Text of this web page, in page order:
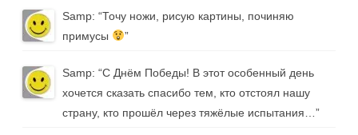
Samp: “Точу ножи, рисую картины, починяю
примусы
”
Samp: “С Днём Победы! В этот особенный день
хочется сказать спасибо тем, кто отстоял нашу
страну, кто прошёл через тяжёлые испытания… ”